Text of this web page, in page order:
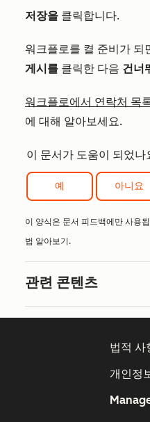
저장을 클릭합니다.
워크플로를 켤 준비가 되
게시를 클릭한 다음 건너
워크플로에서 연락처 목
에 대해 알아보세요.
이 문서가 도움이 되었나
예 아니요
이 양식은 문서 피드백에만 사용
법 알아보기.
관련 콘텐츠
법적 사
개인정